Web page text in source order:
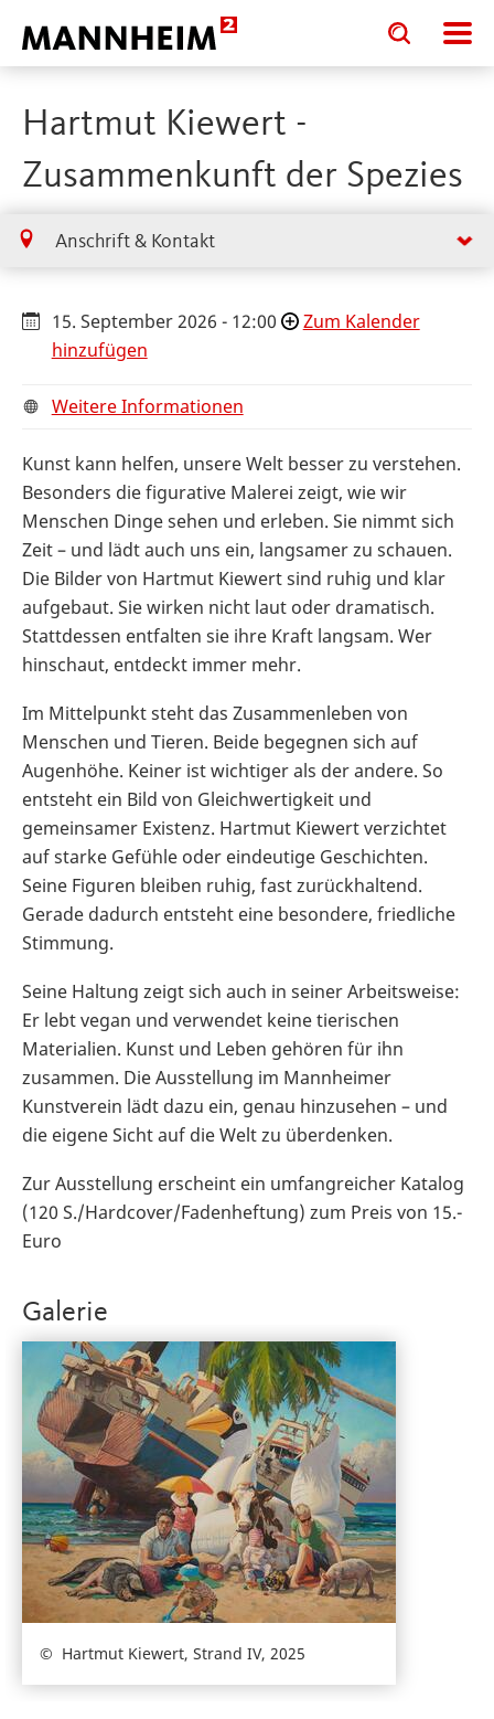
Toggle
search
input
Toggle
search
input
Hartmut Kiewert -
Zusammenkunft der Spezies
Anschrift & Kontakt
15. September 2026 - 12:00
Zum Kalender
hinzufügen
Weitere Informationen
Kunst kann helfen, unsere Welt besser zu verstehen.
Besonders die figurative Malerei zeigt, wie wir
Menschen Dinge sehen und erleben. Sie nimmt sich
Zeit – und lädt auch uns ein, langsamer zu schauen.
Die Bilder von Hartmut Kiewert sind ruhig und klar
aufgebaut. Sie wirken nicht laut oder dramatisch.
Stattdessen entfalten sie ihre Kraft langsam. Wer
hinschaut, entdeckt immer mehr.
Im Mittelpunkt steht das Zusammenleben von
Menschen und Tieren. Beide begegnen sich auf
Augenhöhe. Keiner ist wichtiger als der andere. So
entsteht ein Bild von Gleichwertigkeit und
gemeinsamer Existenz. Hartmut Kiewert verzichtet
auf starke Gefühle oder eindeutige Geschichten.
Seine Figuren bleiben ruhig, fast zurückhaltend.
Gerade dadurch entsteht eine besondere, friedliche
Stimmung.
Seine Haltung zeigt sich auch in seiner Arbeitsweise:
Er lebt vegan und verwendet keine tierischen
Materialien. Kunst und Leben gehören für ihn
zusammen. Die Ausstellung im Mannheimer
Kunstverein lädt dazu ein, genau hinzusehen – und
die eigene Sicht auf die Welt zu überdenken.
Zur Ausstellung erscheint ein umfangreicher Katalog
(120 S./Hardcover/Fadenheftung) zum Preis von 15.-
Euro
Galerie
Hartmut Kiewert, Strand IV, 2025